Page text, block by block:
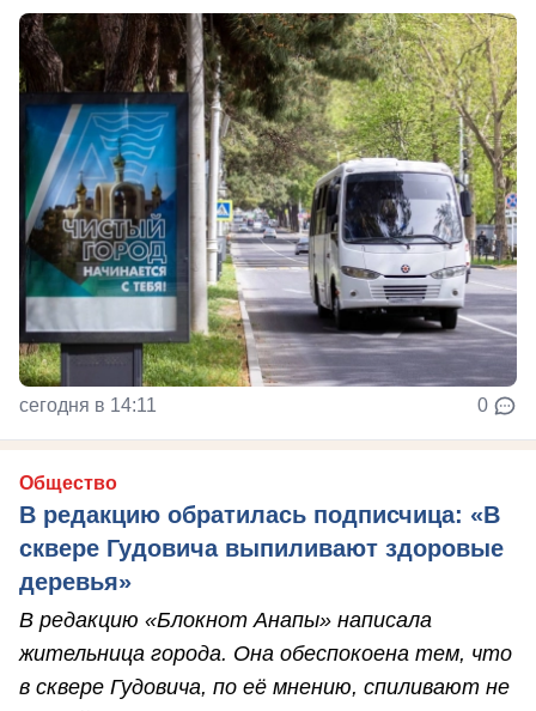
сегодня в 14:11 0
Общество
В редакцию обратилась подписчица: «В
сквере Гудовича выпиливают здоровые
деревья»
В редакцию «Блокнот Анапы» написала
жительница города. Она обеспокоена тем, что
в сквере Гудовича, по её мнению, спиливают не